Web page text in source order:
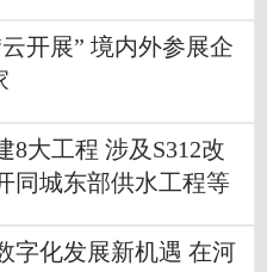
开展” 境内外参展企
8大工程 涉及S312改
同城东部供水工程等
字化发展新机遇 在河